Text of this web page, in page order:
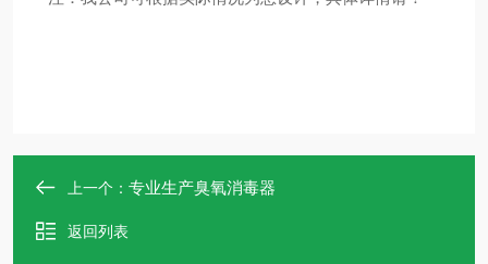
上一个： 专业生产臭氧消毒器
返回列表